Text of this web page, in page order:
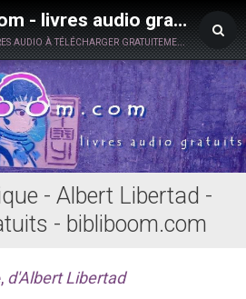
bibliboom.com - livres audio gratuits à télécharger
des centaines de livres audio à télécharger gratuitement en toute légalité !
- Albert Libertad -
- bibliboom.com
, d'Albert Libertad